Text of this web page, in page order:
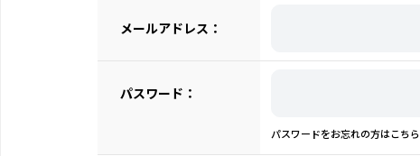
メールアドレス：
パスワード：
パスワードをお忘れの方はこちら